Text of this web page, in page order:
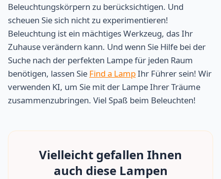
Beleuchtungskörpern zu berücksichtigen. Und
scheuen Sie sich nicht zu experimentieren!
Beleuchtung ist ein mächtiges Werkzeug, das Ihr
Zuhause verändern kann. Und wenn Sie Hilfe bei der
Suche nach der perfekten Lampe für jeden Raum
benötigen, lassen Sie Find a LampIhr Führer sein! Wir
verwenden KI, um Sie mit der Lampe Ihrer Träume
zusammenzubringen. Viel Spaß beim Beleuchten!
Vielleicht gefallen Ihnen
auch diese Lampen